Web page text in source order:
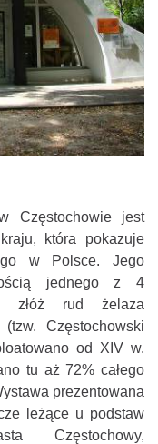
Częstochowie jest
która pokazuje
w Polsce. Jego
jednego z 4
złóż rud żelaza
Częstochowski
od XIV w.
tu aż 72% całego
prezentowana
leżące u podstaw
Częstochowy,